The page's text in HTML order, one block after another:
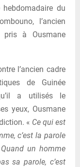
hebdomadaire du
l’ancien
pris à Ousmane
l’ancien cadre
de Guinée
a utilisés le
yeux, Ousmane
« Ce qui est
c’est la parole
Quand un homme
sa parole, c’est